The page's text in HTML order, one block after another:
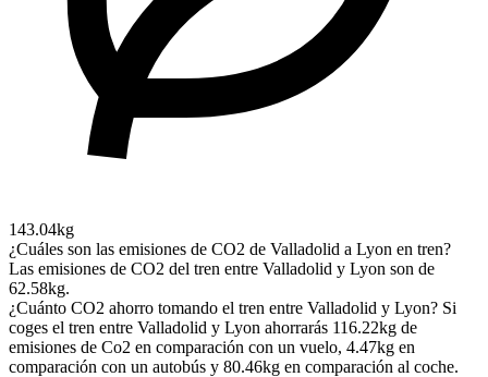
143.04kg
¿Cuáles son las emisiones de CO2 de Valladolid a Lyon en tren?
Las emisiones de CO2 del tren entre Valladolid y Lyon son de
62.58kg.
¿Cuánto CO2 ahorro tomando el tren entre Valladolid y Lyon? Si
coges el tren entre Valladolid y Lyon ahorrarás 116.22kg de
emisiones de Co2 en comparación con un vuelo, 4.47kg en
comparación con un autobús y 80.46kg en comparación al coche.